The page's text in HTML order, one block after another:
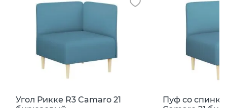
Угол Рикке R3 Camaro 21
Пуф со